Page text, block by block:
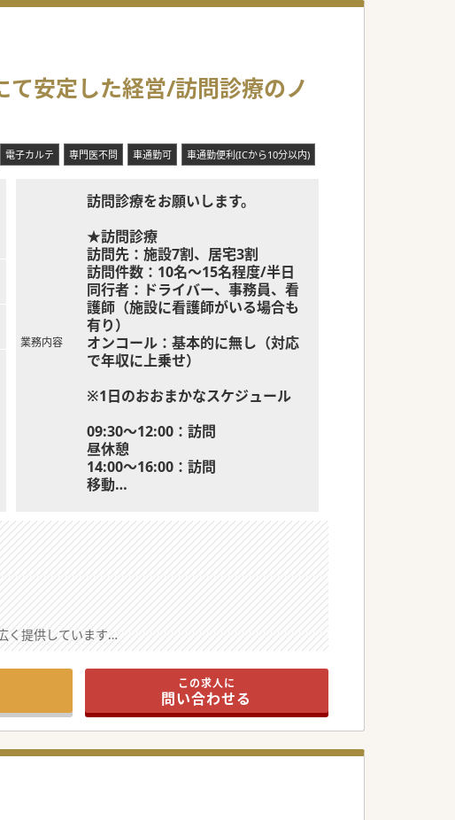
師を求めています
能を持っています
定が可能です
て安定した経営/訪問診療のノ
電子カルテ 専門医不問 車通勤可 車通勤便利(ICから10分以内)
業務内容
訪問診療をお願いします。
★訪問診療
訪問先：施設7割、居宅3割
訪問件数：10名～15名程度/半日
同行者：ドライバー、事務員、看
護師（施設に看護師がいる場合も
有り）
オンコール：基本的に無し（対応
で年収に上乗せ）
※1日のおおまかなスケジュール
09:30～12:00：訪問
昼休憩
14:00～16:00：訪問
移動
く提供しています
を築いています
ます
体制が整っています
り替えが可能です
良い職場環境です
この求人に
問い合わせる